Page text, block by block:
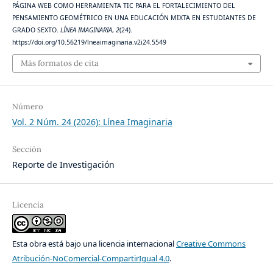
PÁGINA WEB COMO HERRAMIENTA TIC PARA EL FORTALECIMIENTO DEL
PENSAMIENTO GEOMÉTRICO EN UNA EDUCACIÓN MIXTA EN ESTUDIANTES DE
GRADO SEXTO. LÍNEA IMAGINARIA, 2(24).
https://doi.org/10.56219/lneaimaginaria.v2i24.5549
Más formatos de cita
Número
Vol. 2 Núm. 24 (2026): Línea Imaginaria
Sección
Reporte de Investigación
Licencia
Esta obra está bajo una licencia internacionalCreative Commons
Atribución-NoComercial-CompartirIgual 4.0.